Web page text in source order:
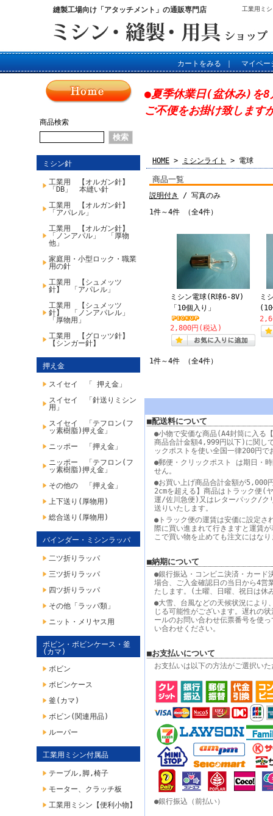
縫製工場向け「アタッチメント」の通販専門店 工業用ミ
カートをみる マイペー
商品検索
ミシン針
工業用 【オルガン針】
「DB」 本縫い針
工業用 【オルガン針】
「アパレル」
工業用 【オルガン針】
「ノンアパル」 「厚物
他」
家庭用・小型ロック・職業
用の針
工業用 【シュメッツ
針】 「アパレル」
工業用 【シュメッツ
針】 「ノンアパレル」
「厚物用」
工業用 【グロッツ針】
【シンガー針】
押え金
スイセイ 「 押え金」
スイセイ 「針送りミシン
用」
スイセイ 「テフロン(フ
ッ素樹脂)押え金」
ニッポー 「押え金」
ニッポー 「テフロン(フ
ッ素樹脂)押え金」
その他の 「押え金」
上下送り(厚物用)
総合送り(厚物用)
バインダー・ミシンラッパ
二ツ折りラッパ
三ツ折りラッパ
四ツ折りラッパ
その他「ラッパ類」
ニット・メリヤス用
ボビン・ボビンケース・釜
(カマ)
ボビン
ボビンケース
釜(カマ)
ボビン(関連用品)
ルーパー
工業用ミシン付属品
テーブル,脚,椅子
モーター、クラッチ板
工業用ミシン【便利小物】
●夏季休業日(盆休み)を
ご不便をお掛け致します
HOME > ミシンライト > 電球
商品一覧
説明付き
/ 写真のみ
1件～4件 （全4件）
ミシン電球(R球6-8V)
「10個入り」
2,800円(税込)
ミ
1件～4件 （全4件）
■配送料について
●小物で安価な商品(A4封筒に入る
商品合計金額4,999円以下)に関し
ックポストを使い全国一律200円で
●郵便・クリックポスト は期日・
せん。
●お買い上げ商品合計金額が5,000
2cmを超える】商品はトラック便(
運/佐川急便)又はレターパック/ク
送りいたします。
●トラック便の運賃は安価に設定さ
際に買い進まれて行きますと運賃
こで買い物を止めても注文にはな
■納期について
●銀行振込・コンビニ決済・カード
場合、ご入金確認日の当日から4営
たします。(土曜、日曜、祝日は休
●大雪、台風などの天候状況により
じる可能性がございます。遅れの
ールのお問い合わせ伝票番号を使
い合わせください。
■お支払いについて
お支払いは以下の方法がご選択い
●銀行振込（前払い）